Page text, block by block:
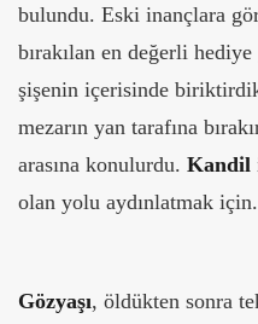
bulundu. Eski inançlara
bırakılan en değerli hediye
şişenin içerisinde
mezarın yan tarafına
arasına konulurdu. Kandil
olan yolu aydınlatmak için.
Gözyaşı, öldükten sonra